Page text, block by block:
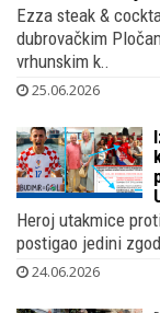
Ezza steak &
dubrovačkim
vrhunskim k..
25.06.2026